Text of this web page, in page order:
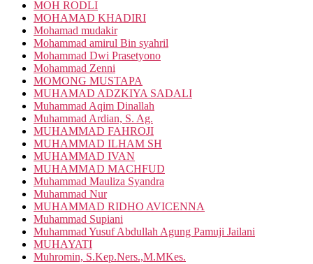
MOH RODLI
MOHAMAD KHADIRI
Mohamad mudakir
Mohammad amirul Bin syahril
Mohammad Dwi Prasetyono
Mohammad Zenni
MOMONG MUSTAPA
MUHAMAD ADZKIYA SADALI
Muhammad Aqim Dinallah
Muhammad Ardian, S. Ag.
MUHAMMAD FAHROJI
MUHAMMAD ILHAM SH
MUHAMMAD IVAN
MUHAMMAD MACHFUD
Muhammad Mauliza Syandra
Muhammad Nur
MUHAMMAD RIDHO AVICENNA
Muhammad Supiani
Muhammad Yusuf Abdullah Agung Pamuji Jailani
MUHAYATI
Muhromin, S.Kep.Ners.,M.MKes.